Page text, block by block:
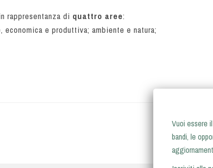
rappresentanza di quattro aree:
e produttiva; ambiente e natura;
Vuoi essere
bandi, le